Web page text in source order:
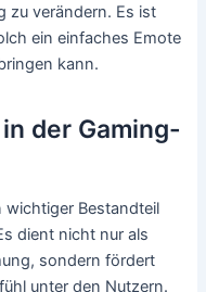
zu verändern. Es ist
ein einfaches Emote
kann.
der Gaming-
wichtiger Bestandteil
dient nicht nur als
sondern fördert
unter den Nutzern.